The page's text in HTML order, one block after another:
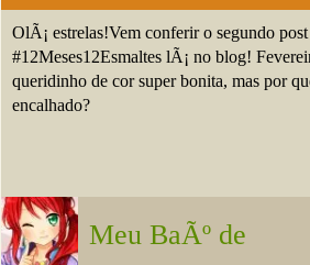
OlÃ¡ estrelas!Vem conferir o segundo
#12Meses12Esmaltes lÃ¡ no blog!
queridinho de cor super bonita, mas por
encalhado?
Meu BaÃº de